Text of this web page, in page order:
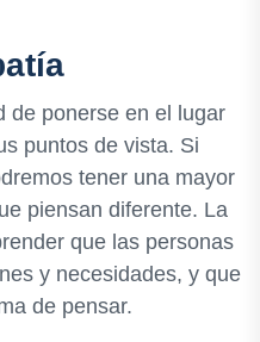
de ponerse en el lugar
puntos de vista. Si
tener una mayor
piensan diferente. La
que las personas
y necesidades, y que
de pensar.